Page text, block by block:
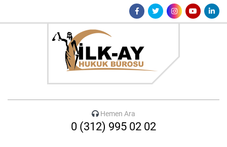
Hemen Ara
0 (312) 995 02 02